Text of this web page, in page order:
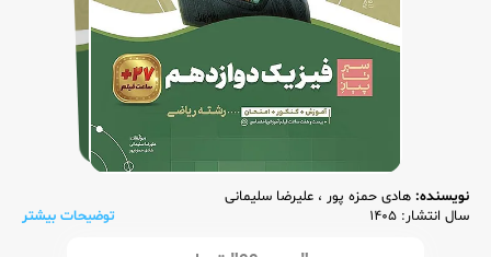
نویسنده: هادی حمزه پور ، علیرضا سلیمانی
سال انتشار: 1405
توضیحات بیشتر